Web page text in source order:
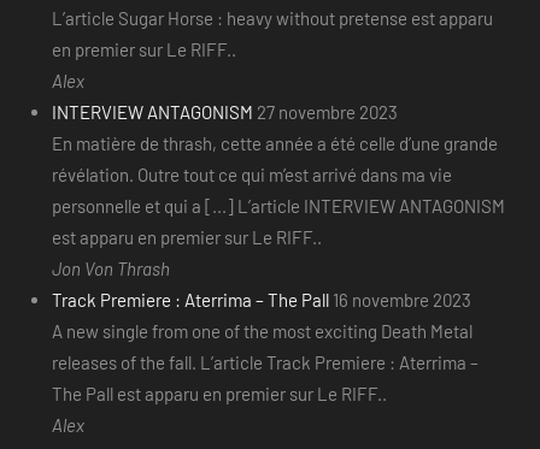
L’article Sugar Horse : heavy without pretense est apparu
en premier sur Le RIFF..
Alex
INTERVIEW ANTAGONISM 27 novembre 2023
En matière de thrash, cette année a été celle d’une grande
révélation. Outre tout ce qui m’est arrivé dans ma vie
personnelle et qui a [...] L’article INTERVIEW ANTAGONISM
est apparu en premier sur Le RIFF..
Jon Von Thrash
Track Premiere : Aterrima – The Pall 16 novembre 2023
A new single from one of the most exciting Death Metal
releases of the fall. L’article Track Premiere : Aterrima –
The Pall est apparu en premier sur Le RIFF..
Alex